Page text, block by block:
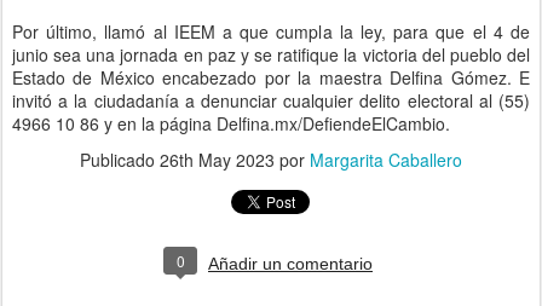
Por último, llamó al IEEM a que cumpla la ley, para que el 4 de
junio sea una jornada en paz y se ratifique la victoria del pueblo del
Estado de México encabezado por la maestra Delfina Gómez. E
invitó a la ciudadanía a denunciar cualquier delito electoral al (55)
4966 10 86 y en la página Delfina.mx/DefiendeElCambio.
Publicado 26th May 2023 por Margarita Caballero
0 Añadir un comentario